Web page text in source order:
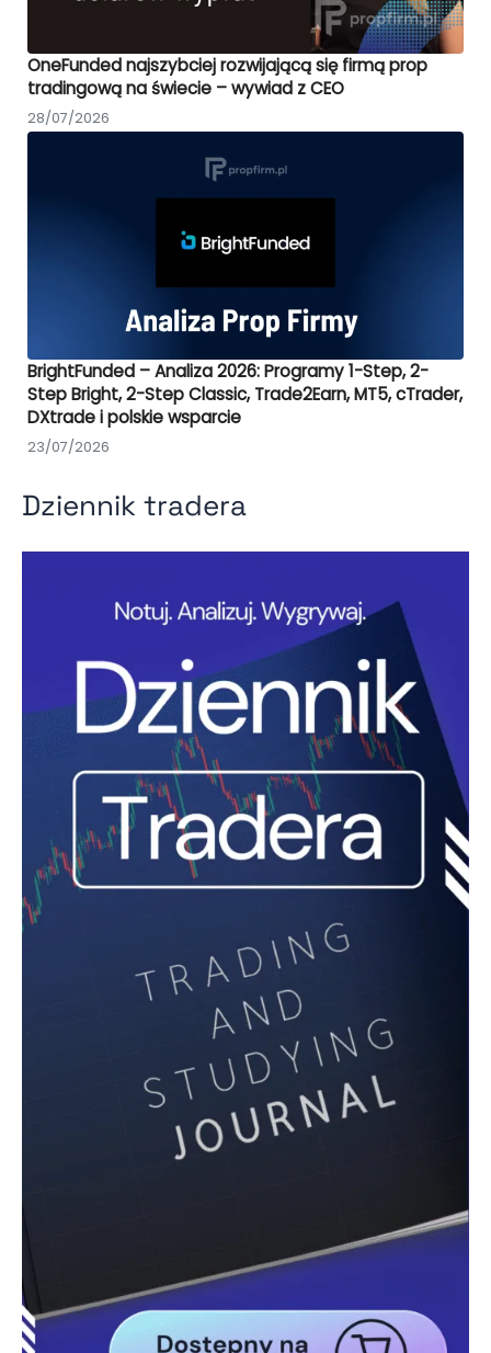
OneFunded najszybciej rozwijającą się firmą prop
tradingową na świecie – wywiad z CEO
28/07/2026
BrightFunded – Analiza 2026: Programy 1-Step, 2-
Step Bright, 2-Step Classic, Trade2Earn, MT5, cTrader,
DXtrade i polskie wsparcie
23/07/2026
Dziennik tradera